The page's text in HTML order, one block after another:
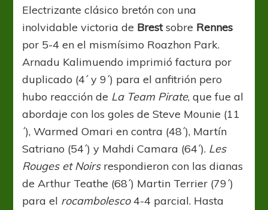
Electrizante clásico bretón con una
inolvidable victoria de Brestsobre Rennes
por 5-4 en el mismísimo Roazhon Park.
Arnadu Kalimuendo imprimió factura por
duplicado (4´ y 9´) para el anfitrión pero
hubo reacción de La Team Pirate, que fue al
abordaje con los goles de Steve Mounie (11
´), Warmed Omari en contra (48´), Martín
Satriano (54´) y Mahdi Camara (64´). Les
Rouges et Noirsrespondieron con las dianas
de Arthur Teathe (68´) Martin Terrier (79´)
para el rocambolesco4-4 parcial. Hasta